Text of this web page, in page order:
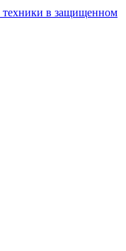
техники в защищенном